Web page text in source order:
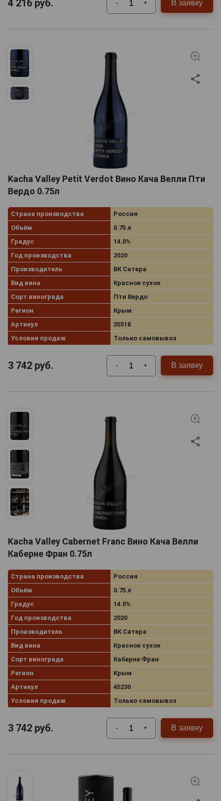
4 216 руб. - + В заявку
Kacha Valley Petit Verdot Вино Кача Велли Пти
Вердо 0.75л
Страна производства
Россия
Объём
0.75 л
Градус
14.0%
Год производства
2020
Производитель
ВК Сатера
Вид вина
Красное сухое
Сорт винограда
Пти Вердо
Регион
Крым
Артикул
35518
Условия продаж
Только самовывоз
3 742 руб. - + В заявку
Kacha Valley Cabernet Franc Вино Кача Велли
Каберне Фран 0.75л
Страна производства
Россия
Объём
0.75 л
Градус
14.0%
Год производства
2020
Производитель
ВК Сатера
Вид вина
Красное сухое
Сорт винограда
Каберне Фран
Регион
Крым
Артикул
45230
Условия продаж
Только самовывоз
3 742 руб. - + В заявку